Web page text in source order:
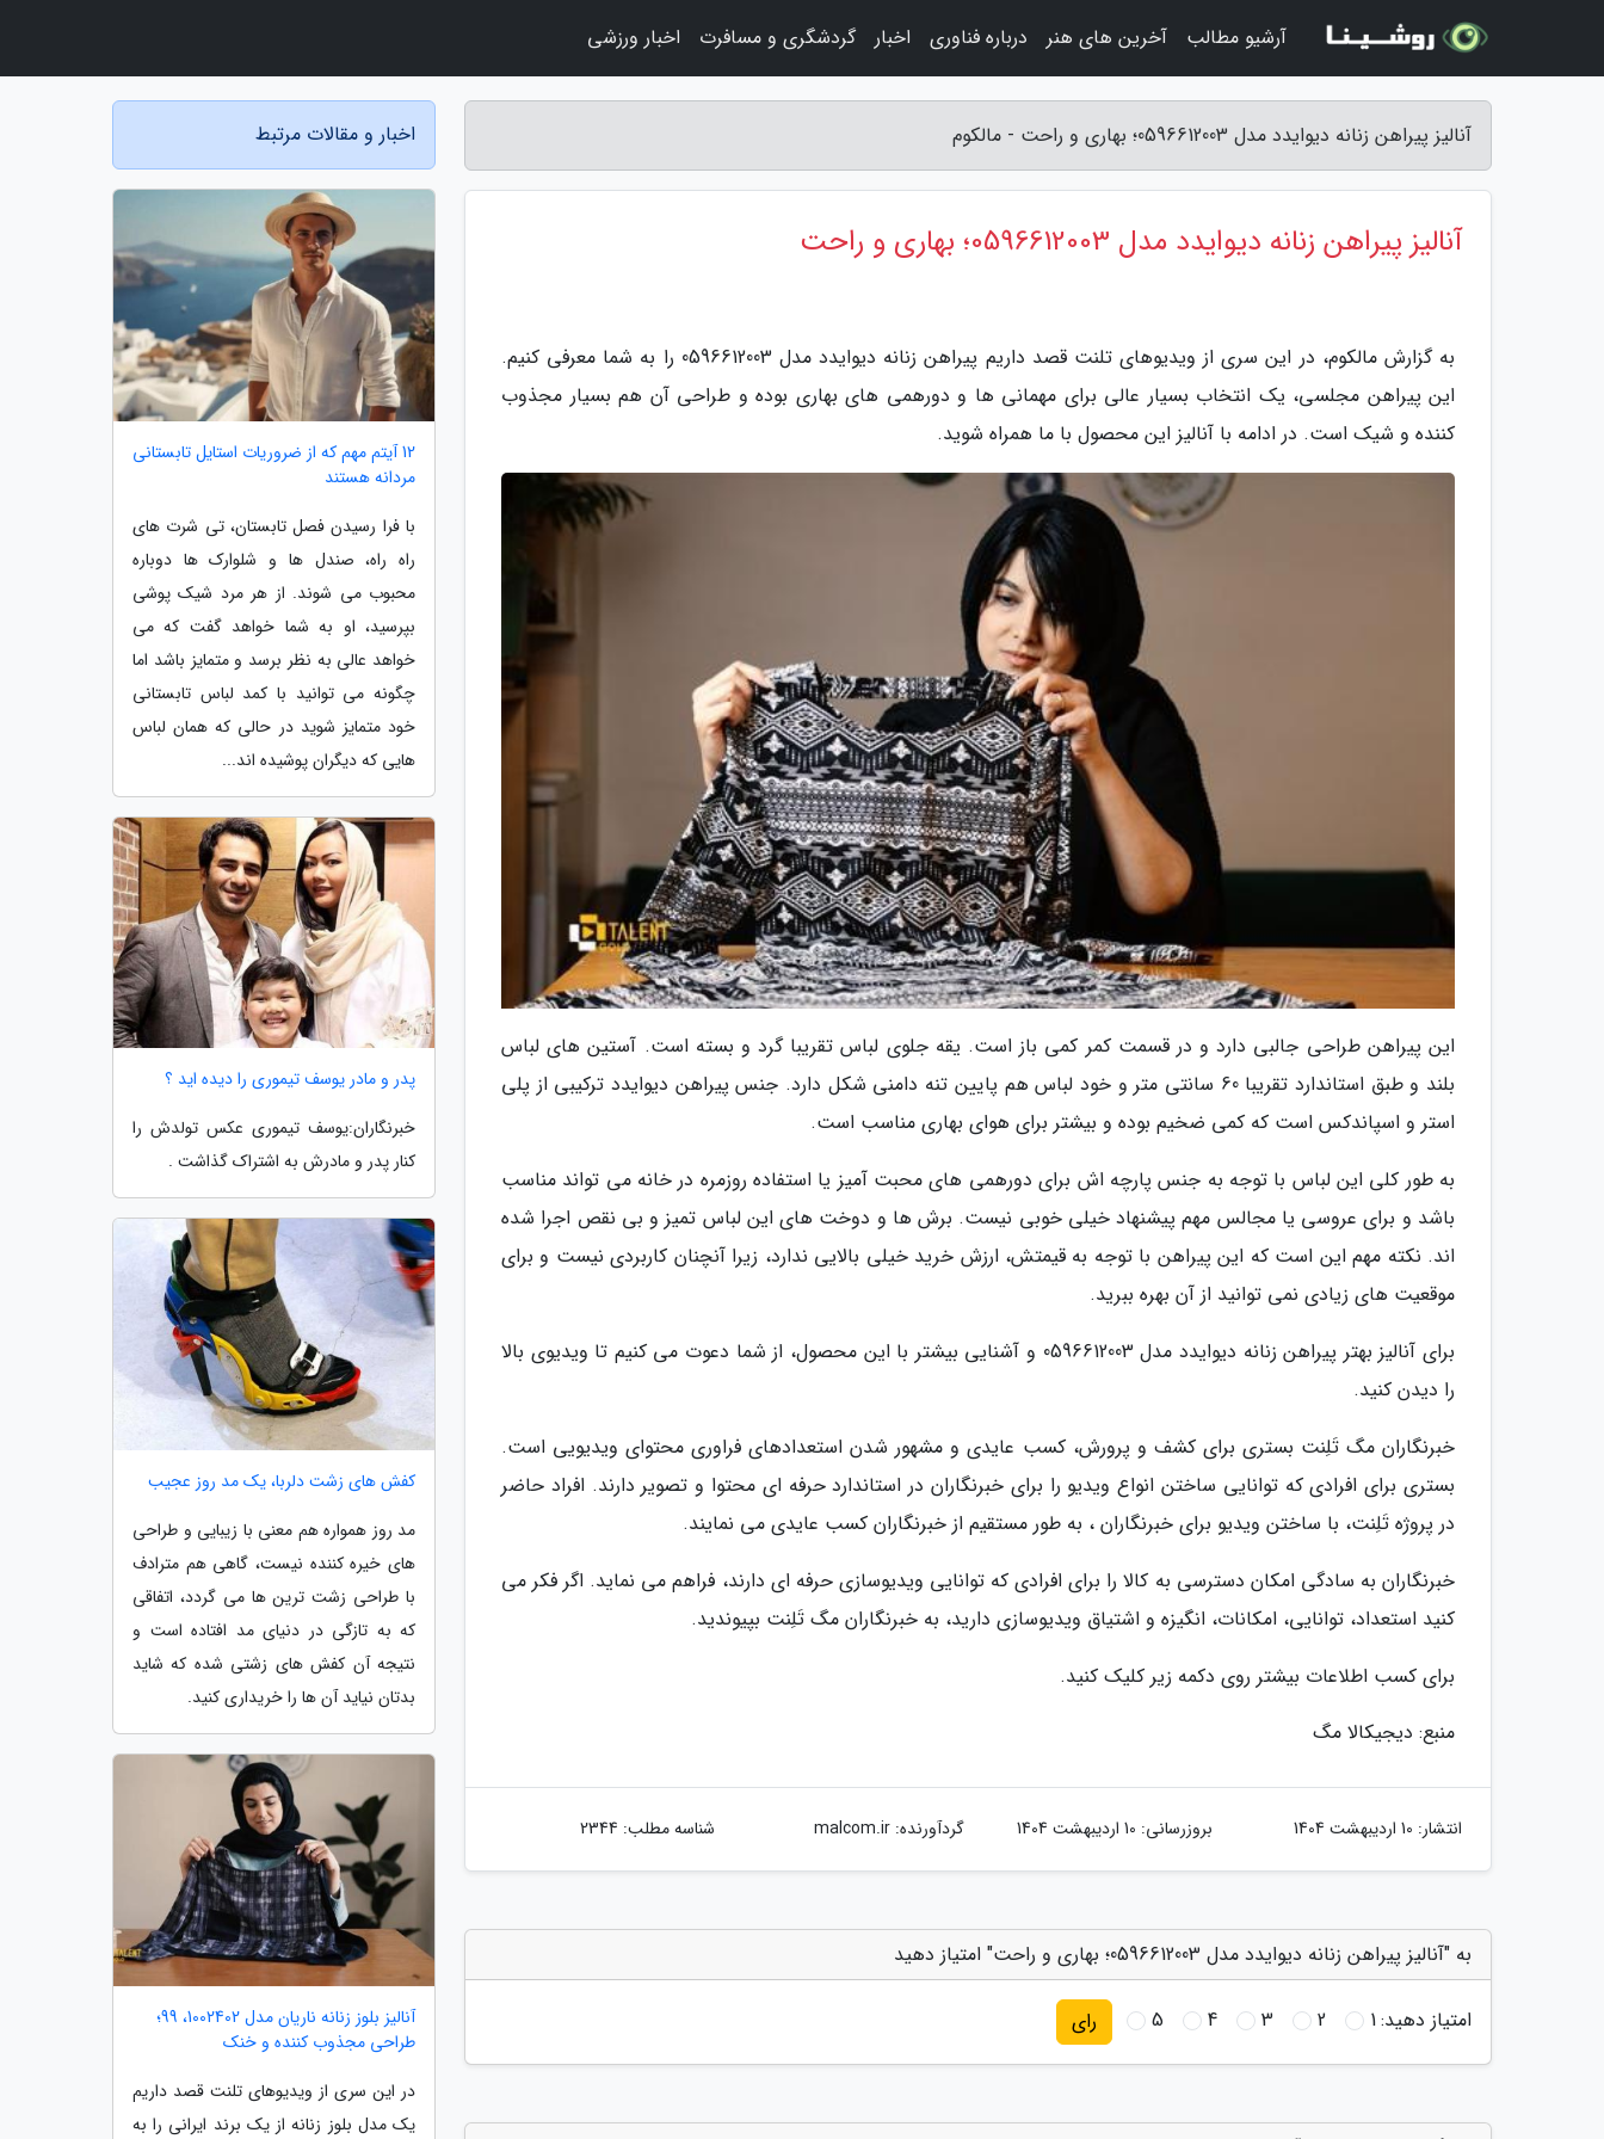
آنالیز پیراهن زنانه دیوایدد مدل 0596612003؛ بهاری و راحت - مالکوم
آنالیز پیراهن زنانه دیوایدد مدل 0596612003؛ بهاری و راحت
به گزارش مالکوم، در این سری از ویدیوهای تلنت قصد داریم پیراهن زنانه دیوایدد مدل 0596612003 را به شما معرفی کنیم.
این پیراهن مجلسی، یک انتخاب بسیار عالی برای مهمانی ها و دورهمی های بهاری بوده و طراحی آن هم بسیار مجذوب
کننده و شیک است. در ادامه با آنالیز این محصول با ما همراه شوید.
این پیراهن طراحی جالبی دارد و در قسمت کمر کمی باز است. یقه جلوی لباس تقریبا گرد و بسته است. آستین های لباس
بلند و طبق استاندارد تقریبا 60 سانتی متر و خود لباس هم پایین تنه دامنی شکل دارد. جنس پیراهن دیوایدد ترکیبی از پلی
استر و اسپاندکس است که کمی ضخیم بوده و بیشتر برای هوای بهاری مناسب است.
به طور کلی این لباس با توجه به جنس پارچه اش برای دورهمی های محبت آمیز یا استفاده روزمره در خانه می تواند مناسب
باشد و برای عروسی یا مجالس مهم پیشنهاد خیلی خوبی نیست. برش ها و دوخت های این لباس تمیز و بی نقص اجرا شده
اند. نکته مهم این است که این پیراهن با توجه به قیمتش، ارزش خرید خیلی بالایی ندارد، زیرا آنچنان کاربردی نیست و برای
موقعیت های زیادی نمی توانید از آن بهره ببرید.
برای آنالیز بهتر پیراهن زنانه دیوایدد مدل 0596612003 و آشنایی بیشتر با این محصول، از شما دعوت می کنیم تا ویدیوی بالا
را دیدن کنید.
خبرنگاران مگ تَلِنت بستری برای کشف و پرورش، کسب عایدی و مشهور شدن استعدادهای فراوری محتوای ویدیویی است.
بستری برای افرادی که توانایی ساختن انواع ویدیو را برای خبرنگاران در استاندارد حرفه ای محتوا و تصویر دارند. افراد حاضر
در پروژه تَلِنت، با ساختن ویدیو برای خبرنگاران ، به طور مستقیم از خبرنگاران کسب عایدی می نمایند.
خبرنگاران به سادگی امکان دسترسی به کالا را برای افرادی که توانایی ویدیوسازی حرفه ای دارند، فراهم می نماید. اگر فکر می
کنید استعداد، توانایی، امکانات، انگیزه و اشتیاق ویدیوسازی دارید، به خبرنگاران مگ تَلِنت بپیوندید.
برای کسب اطلاعات بیشتر روی دکمه زیر کلیک کنید.
منبع: دیجیکالا مگ
انتشار: 10 اردیبهشت 1404 بروزرسانی: 10 اردیبهشت 1404 گردآورنده:malcom.ir شناسه مطلب: 2344
به "آنالیز پیراهن زنانه دیوایدد مدل 0596612003؛ بهاری و راحت" امتیاز دهید
امتیاز دهید:1
2
3
4
5 رای
اخبار و مقالات مرتبط
12 آیتم مهم که از ضروریات استایل تابستانی
مردانه هستند
با فرا رسیدن فصل تابستان، تی شرت های
راه راه، صندل ها و شلوارک ها دوباره
محبوب می شوند. از هر مرد شیک پوشی
بپرسید، او به شما خواهد گفت که می
خواهد عالی به نظر برسد و متمایز باشد اما
چگونه می توانید با کمد لباس تابستانی
خود متمایز شوید در حالی که همان لباس
هایی که دیگران پوشیده اند...
پدر و مادر یوسف تیموری را دیده اید ؟
خبرنگاران:یوسف تیموری عکس تولدش را
کنار پدر و مادرش به اشتراک گذاشت .
کفش های زشت دلربا، یک مد روز عجیب
مد روز همواره هم معنی با زیبایی و طراحی
های خیره کننده نیست، گاهی هم مترادف
با طراحی زشت ترین ها می گردد، اتفاقی
که به تازگی در دنیای مد افتاده است و
نتیجه آن کفش های زشتی شده که شاید
بدتان نیاید آن ها را خریداری کنید.
آنالیز بلوز زنانه ناریان مدل 1002402، 99؛
طراحی مجذوب کننده و خنک
در این سری از ویدیوهای تلنت قصد داریم
یک مدل بلوز زنانه از یک برند ایرانی را به
آرشیو مطالب آخرین های هنر درباره فناوری اخبار گردشگری و مسافرت اخبار ورزشی